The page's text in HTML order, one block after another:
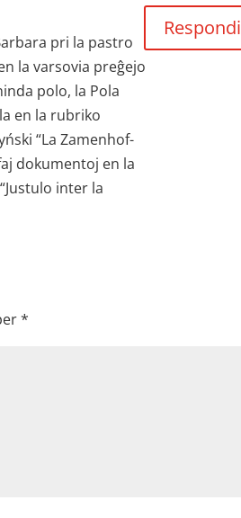
pri la pastro
la varsovia preĝejo
polo, la Pola
en la rubriko
“La Zamenhof-
dokumentoj en la
inter la
Respondi
*